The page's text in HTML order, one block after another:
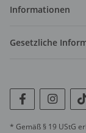
Informationen
Gesetzliche
* Gemäß § 19 UStG